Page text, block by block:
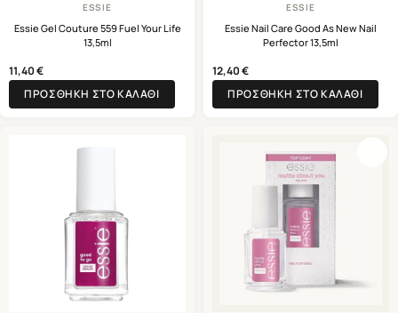
ESSIE
Essie Gel Couture 559 Fuel Your Life
13,5ml
11,40€
ΠΡΟΣΘΉΚΗ ΣΤΟ ΚΑΛΆΘΙ
ESSIE
Essie Nail Care Good As New Nail
Perfector 13,5ml
12,40€
ΠΡΟΣΘΉΚΗ ΣΤΟ ΚΑΛΆΘΙ